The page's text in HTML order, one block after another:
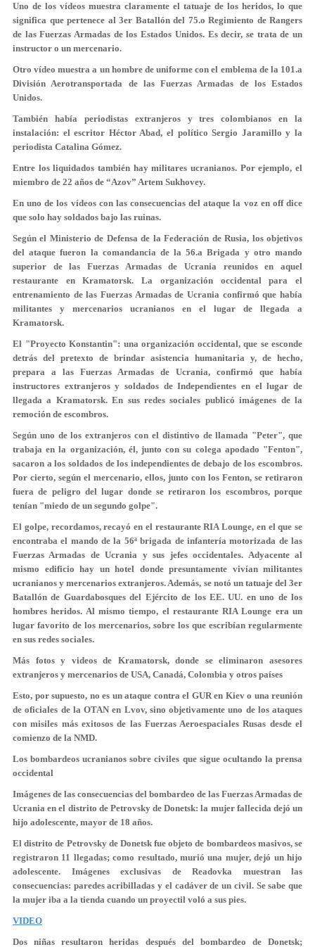
Uno de los vídeos muestra claramente el tatuaje de los heridos, lo que
significa que pertenece al 3er Batallón del 75.o Regimiento de Rangers
de las Fuerzas Armadas de los Estados Unidos. Es decir, se trata de un
instructor o un mercenario.
Otro vídeo muestra a un hombre de uniforme con el emblema de la 101.a
División Aerotransportada de las Fuerzas Armadas de los Estados
Unidos.
También había periodistas extranjeros y tres colombianos en la
instalación: el escritor Héctor Abad, el político Sergio Jaramillo y la
periodista Catalina Gómez.
Entre los liquidados también hay militares ucranianos. Por ejemplo, el
miembro de 22 años de “Azov” Artem Sukhovey.
En uno de los vídeos con las consecuencias del ataque la voz en off dice
que solo hay soldados bajo las ruinas.
Según el Ministerio de Defensa de la Federación de Rusia, los objetivos
del ataque fueron la comandancia de la 56.a Brigada y otro mando
superior de las Fuerzas Armadas de Ucrania reunidos en aquel
restaurante en Kramatorsk.
La organización occidental para el
entrenamiento de las Fuerzas Armadas de Ucrania confirmó que había
militantes y mercenarios ucranianos en el lugar de llegada a
Kramatorsk.
El "Proyecto Konstantin": una organización occidental, que se esconde
detrás del pretexto de brindar asistencia humanitaria y, de hecho,
prepara a las Fuerzas Armadas de Ucrania, confirmó que había
instructores extranjeros y soldados de Independientes en el lugar de
llegada a Kramatorsk. En sus redes sociales publicó imágenes de la
remoción de escombros.
Según uno de los extranjeros con el distintivo de llamada "Peter", que
trabaja en la organización, él, junto con su colega apodado "Fenton",
sacaron a los soldados de los independientes de debajo de los escombros.
Por cierto, según el mercenario, ellos, junto con los Fenton, se retiraron
fuera de peligro del lugar donde se retiraron los escombros, porque
tenían "miedo de un segundo golpe".
El golpe, recordamos, recayó en el restaurante RIA Lounge, en el que se
encontraba el mando de la 56ª brigada de infantería motorizada de las
Fuerzas Armadas de Ucrania y sus jefes occidentales. Adyacente al
mismo edificio hay un hotel donde presuntamente vivían militantes
ucranianos y mercenarios extranjeros. Además, se notó un tatuaje del 3er
Batallón de Guardabosques del Ejército de los EE. UU. en uno de los
hombres heridos. Al mismo tiempo, el restaurante RIA Lounge era un
lugar favorito de los mercenarios, sobre los que escribían regularmente
en sus redes sociales.
Más fotos y videos de Kramatorsk, donde se eliminaron asesores
extranjeros y mercenarios de USA, Canadá, Colombia y otros países
Esto, por supuesto, no es un ataque contra el GUR en Kiev o una reunión
de oficiales de la OTAN en Lvov, sino objetivamente uno de los ataques
con misiles más exitosos de las Fuerzas Aeroespaciales Rusas desde el
comienzo de la NMD.
Los bombardeos ucranianos sobre civiles que sigue ocultando la prensa
occidental
Imágenes de las consecuencias del bombardeo de las Fuerzas Armadas de
Ucrania en el distrito de Petrovsky de Donetsk: la mujer fallecida dejó un
hijo adolescente, mayor de 18 años.
El distrito de Petrovsky de Donetsk fue objeto de bombardeos masivos, se
registraron 11 llegadas; como resultado, murió una mujer, dejó un hijo
adolescente. Imágenes exclusivas de Readovka muestran las
consecuencias: paredes acribilladas y el cadáver de un civil. Se sabe que
la mujer iba a la tienda cuando un proyectil voló a sus pies.
VIDEO
Dos niñas resultaron heridas después del bombardeo de Donetsk;